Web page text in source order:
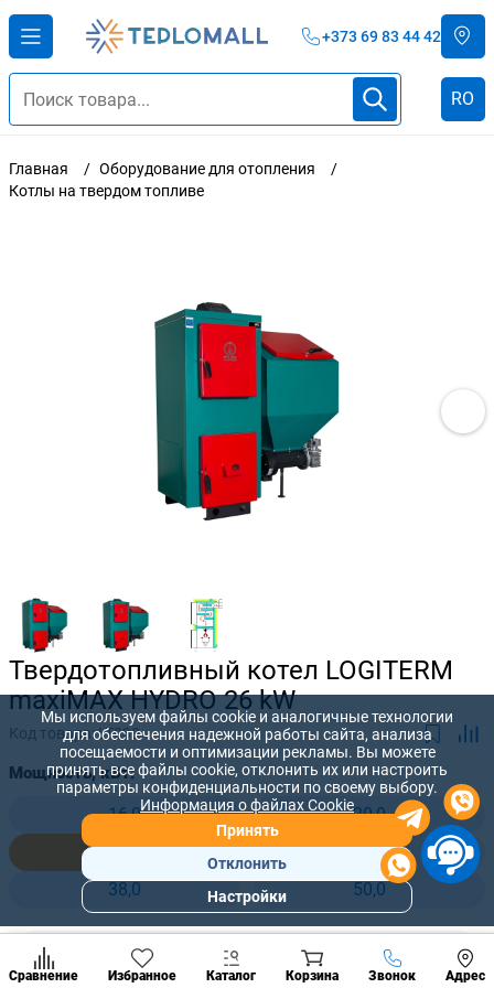
+373 69 83 44 42
RO
Главная
Оборудование для отопления
Котлы на твердом топливе
Твердотопливный котел LOGITERM
maxiMAX HYDRO 26 kW
Код товара:LT030
Мощность, кВт:
16,0
20,0
26,0
32,0
38,0
50,0
111 571 лей
89 655лей +
Сравнение Избранное Каталог Корзина Звонок Адрес
Позвонить
разделы
Мы используем файлы cookie и аналогичные технологии
для обеспечения надежной работы сайта, анализа
посещаемости и оптимизации рекламы. Вы можете
принять все файлы cookie, отклонить их или настроить
параметры конфиденциальности по своему выбору.
Информация о файлах Cookie
Принять
Отклонить
Настройки